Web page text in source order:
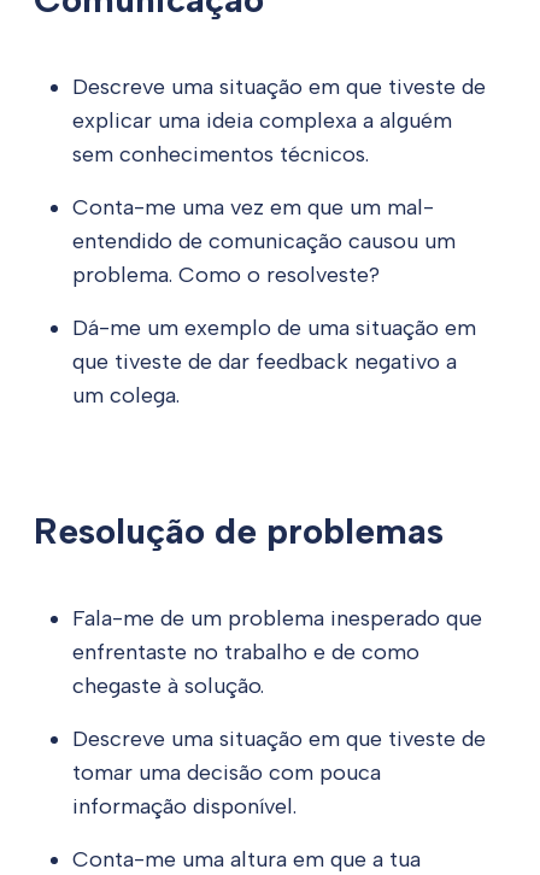
Descreve uma situação em que tiveste de
explicar uma ideia complexa a alguém
sem conhecimentos técnicos.
Conta-me uma vez em que um mal-
entendido de comunicação causou um
problema. Como o resolveste?
Dá-me um exemplo de uma situação em
que tiveste de dar feedback negativo a
um colega.
Resolução de problemas
Fala-me de um problema inesperado que
enfrentaste no trabalho e de como
chegaste à solução.
Descreve uma situação em que tiveste de
tomar uma decisão com pouca
informação disponível.
Conta-me uma altura em que a tua